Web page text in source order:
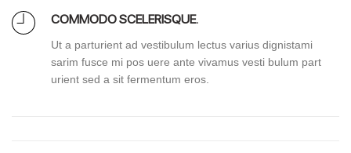
COMMODO SCELERISQUE.
Ut a parturient ad vestibulum lectus varius dignistami
sarim fusce mi pos uere ante vivamus vesti bulum part
urient sed a sit fermentum eros.